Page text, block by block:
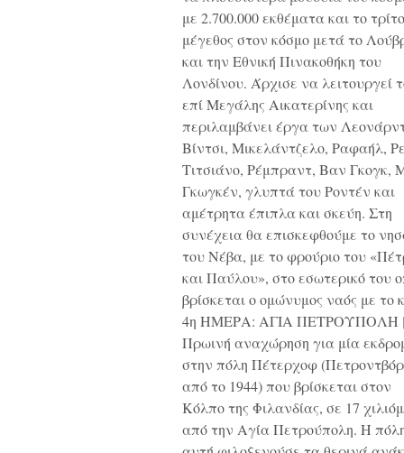
με 2.700.000 εκθέματα και το
μέγεθος στον κόσμο μετά το
και την Εθνική Πινακοθήκη του
Λονδίνου. Άρχισε να λειτουργεί
επί Μεγάλης Αικατερίνης και
περιλαμβάνει έργα των
Βίντσι, Μικελάντζελο, Ραφαήλ,
Τιτσιάνο, Ρέμπραντ, Βαν Γκογκ,
Γκωγκέν, γλυπτά του Ροντέν και
αμέτρητα έπιπλα και σκεύη. Στη
συνέχεια θα επισκεφθούμε το
του Νέβα, με το φρούριο του
και Παύλου», στο εσωτερικό του
βρίσκεται ο ομώνυμος ναός με
4η ΗΜΕΡΑ: ΑΓΙΑ
Πρωινή αναχώρηση για μία
στην πόλη Πέτερχοφ
από το 1944) που βρίσκεται στον
Κόλπο της Φιλανδίας, σε 17
από την Αγία Πετρούπολη. Η